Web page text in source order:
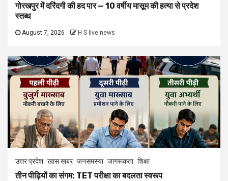
गोरखपुर में दरिंदगी की हद पार — 10 वर्षीय मासूम की हत्या से प्रदेश
स्तब्ध
August 7, 2026 H S live news
उत्तर प्रदेश खास खबर जनसमस्या जागरूकता शिक्षा
तीन पीढ़ियों का संगम: TET परीक्षा का बदलता स्वरूप